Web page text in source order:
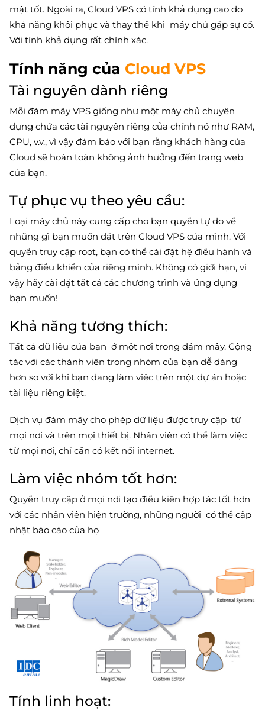
mật tốt. Ngoài ra, Cloud VPS có tính khả dụng cao do
khả năng khôi phục và thay thế khi máy chủ gặp sự cố.
Với tính khả dụng rất chính xác.
Tính năng của Cloud VPS
Tài nguyên dành riêng
Mỗi đám mây VPS giống như một máy chủ chuyên
dụng chứa các tài nguyên riêng của chính nó như RAM,
CPU, v.v., vì vậy đảm bảo với bạn rằng khách hàng của
Cloud sẽ hoàn toàn không ảnh hưởng đến trang web
của bạn.
Tự phục vụ theo yêu cầu:
Loại máy chủ này cung cấp cho bạn quyền tự do về
những gì bạn muốn đặt trên Cloud VPS của mình. Với
quyền truy cập root, bạn có thể cài đặt hệ điều hành và
bảng điều khiển của riêng mình. Không có giới hạn, vì
vậy hãy cài đặt tất cả các chương trình và ứng dụng
bạn muốn!
Khả năng tương thích:
Tất cả dữ liệu của bạn ở một nơi trong đám mây. Cộng
tác với các thành viên trong nhóm của bạn dễ dàng
hơn so với khi bạn đang làm việc trên một dự án hoặc
tài liệu riêng biệt.
Dịch vụ đám mây cho phép dữ liệu được truy cập từ
mọi nơi và trên mọi thiết bị. Nhân viên có thể làm việc
từ mọi nơi, chỉ cần có kết nối internet.
Làm việc nhóm tốt hơn:
Quyền truy cập ở mọi nơi tạo điều kiện hợp tác tốt hơn
với các nhân viên hiện trường, những người có thể cập
nhật báo cáo của họ
Tính linh hoạt: